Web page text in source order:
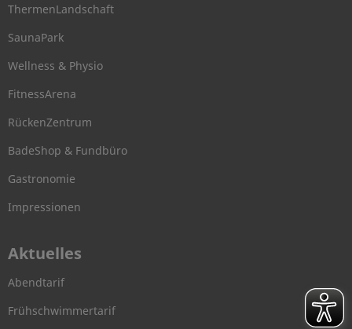
ThermenLandschaft
SaunaPark
Wellness & Physio
FitnessArena
RückenZentrum
BadeShop & Fundbüro
Gastronomie
Impressionen
Aktuelles
Abendtarif
Frühschwimmertarif